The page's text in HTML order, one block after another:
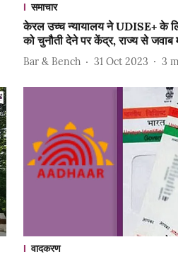
समाचार
केरल उच्च न्यायालय ने UDISE+ के
को चुनौती देने पर केंद्र, राज्य से जवाब
Bar & Bench 31 Oct 2023 3
वादकरण